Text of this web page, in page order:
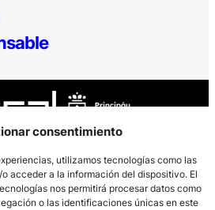
consentimiento
utilizamos tecnologías como las
acceder a la información del dispositivo. El
nos permitirá procesar datos como
o las identificaciones únicas en este
Gijón